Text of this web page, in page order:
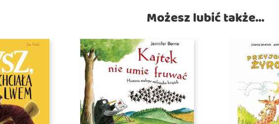
Możesz lubić także…